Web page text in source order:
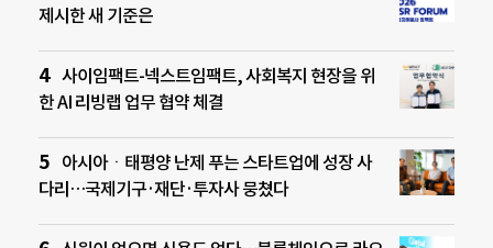
제시한 새 기준은
사이임팩트-넥스트임팩트, 사회복지 현장을 위
한 AI 리빙랩 업무 협약 체결
아시아ㆍ태평양 난제 푸는 스타트업에 성장 사
다리…국제기구·재단·투자사 뭉쳤다